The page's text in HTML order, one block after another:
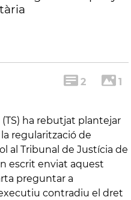
2 1
ha rebutjat plantejar
regularització de
al Tribunal de Justícia de
escrit enviat aquest
preguntar a
contradiu el dret